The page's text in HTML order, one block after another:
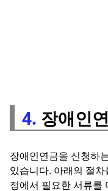
4. 장애인
장애인연금을 신청하
있습니다. 아래의 절
정에서 필요한 서류를